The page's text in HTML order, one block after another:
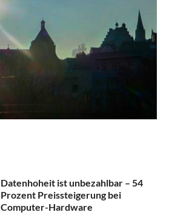
Datenhoheit ist unbezahlbar – 54
Prozent Preissteigerung bei
Computer-Hardware